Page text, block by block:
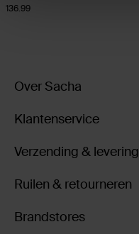
136.99
Over Sacha
Klantenservice
Verzending & levering
Ruilen & retourneren
Brandstores